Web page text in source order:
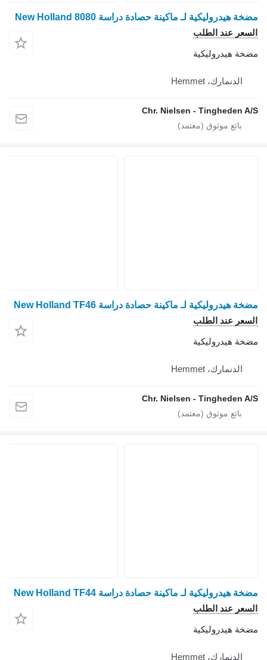
مضخة هيدروليكية لـ ماكينة حصادة دراسة New Holland 8080
السعر عند الطلب
مضخة هيدروليكية
الدنمارك، Hemmet
Chr. Nielsen - Tingheden A/S
مضخة هيدروليكية لـ ماكينة حصادة دراسة New Holland TF46
السعر عند الطلب
مضخة هيدروليكية
الدنمارك، Hemmet
Chr. Nielsen - Tingheden A/S
مضخة هيدروليكية لـ ماكينة حصادة دراسة New Holland TF44
السعر عند الطلب
مضخة هيدروليكية
الدنمارك، Hemmet